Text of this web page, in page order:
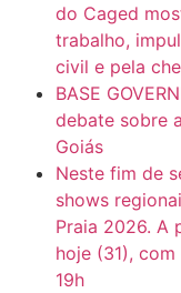
do Caged
trabalho,
civil e pela
BASE
debate sobre
Goiás
Neste fim de
shows
Praia 2026. A
hoje (31),
19h